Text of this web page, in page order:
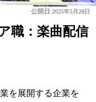
公開日:2025年5月28日
職：楽曲配信
を展開する企業を